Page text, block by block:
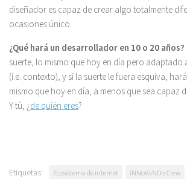
diseñador es capaz de crear algo totalmente
ocasiones único.
¿Qué hará un desarrollador en 10 o 20 años?
suerte, lo mismo que hoy en día pero
(i.e. contexto), y si la suerte le fuera esquiva,
mismo que hoy en día, a menos que sea capaz
Y tú, ¿de quién eres?
Etiquetas: Ecosistema de internet iNNoVaNDis Crew